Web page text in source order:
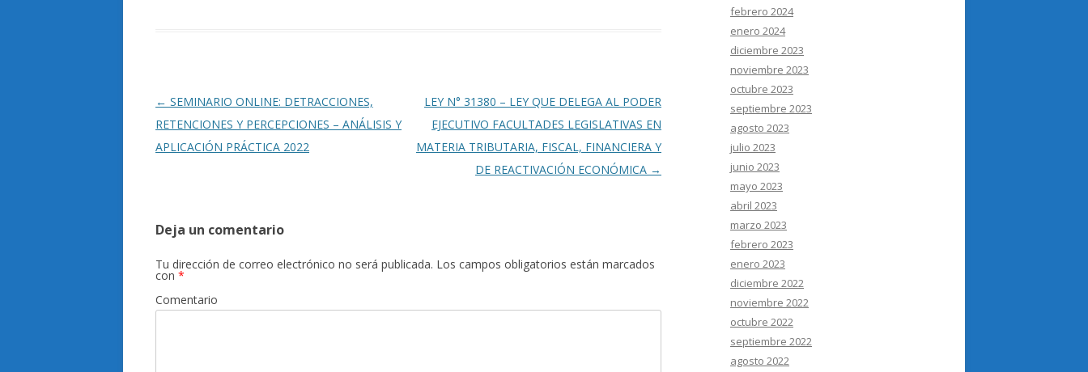
Navegación
de
entradas
← SEMINARIO ONLINE: DETRACCIONES,
RETENCIONES Y PERCEPCIONES – ANÁLISIS Y
APLICACIÓN PRÁCTICA 2022
LEY N° 31380 – LEY QUE DELEGA AL PODER
EJECUTIVO FACULTADES LEGISLATIVAS EN
MATERIA TRIBUTARIA, FISCAL, FINANCIERA Y
DE REACTIVACIÓN ECONÓMICA →
Deja un comentario
Tu dirección de correo electrónico no será publicada. Los campos obligatorios están marcados
con *
Comentario
febrero 2024
enero 2024
diciembre 2023
noviembre 2023
octubre 2023
septiembre 2023
agosto 2023
julio 2023
junio 2023
mayo 2023
abril 2023
marzo 2023
febrero 2023
enero 2023
diciembre 2022
noviembre 2022
octubre 2022
septiembre 2022
agosto 2022